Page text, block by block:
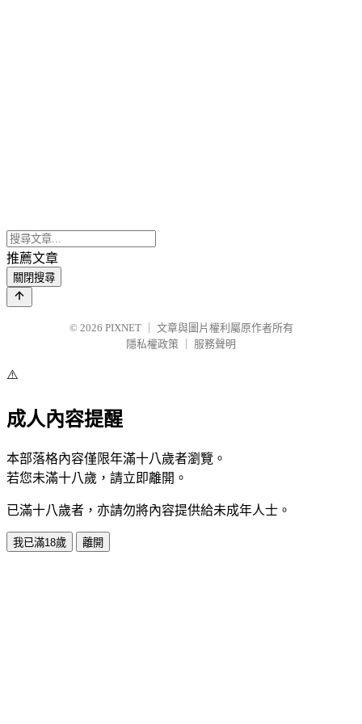
推薦文章
關閉搜尋
© 2026 PIXNET
文章與圖片權利屬原作者所有
隱私權政策
服務聲明
⚠️
成人內容提醒
本部落格內容僅限年滿十八歲者瀏覽。
若您未滿十八歲，請立即離開。
已滿十八歲者，亦請勿將內容提供給未成年人士。
我已滿18歲 離開